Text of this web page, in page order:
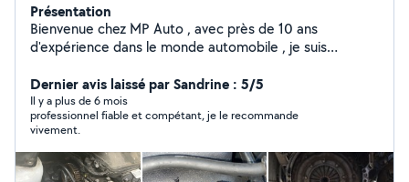
Présentation
Bienvenue chez MP Auto , avec près de 10 ans
d'expérience dans le monde automobile , je suis
ambulant je me déplace à votre domicile, sur votre lieu
de travail et encore , sur le secteur Charente et
alentours. N'hésitez pas à me contacter par téléphone
Dernier avis laissé par Sandrine : 5/5
Il y a plus de 6 mois
professionnel fiable et compétant, je le recommande
vivement.